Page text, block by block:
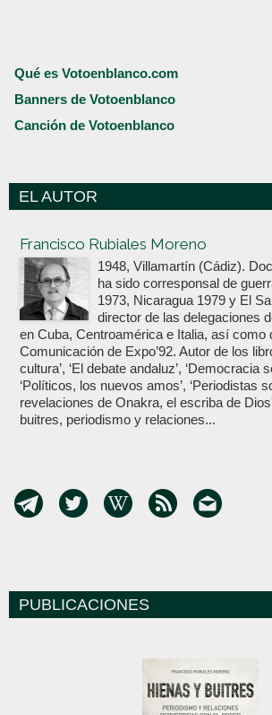
Qué es Votoenblanco.com
Banners de Votoenblanco
Canción de Votoenblanco
EL AUTOR
Francisco Rubiales Moreno
1948, Villamartín (Cádiz).
ha sido corresponsal de
1973, Nicaragua 1979 y El
director de las delegaciones
en Cuba, Centroamérica e Italia, así como
Comunicación de Expo’92. Autor de los
cultura’, ‘El debate andaluz’, ‘Democracia
‘Políticos, los nuevos amos’, ‘Periodistas
revelaciones de Onakra, el escriba de
buitres, periodismo y relaciones...
PUBLICACIONES